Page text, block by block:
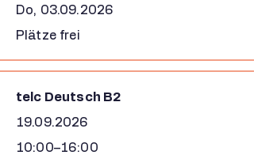
Do, 03.09.2026
Plätze frei
telc Deutsch B2
19.09.2026
10:00–16:00